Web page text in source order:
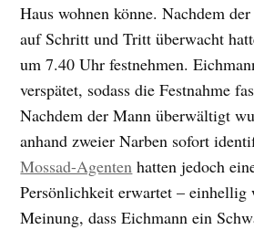
Haus wohnen könne. Nachdem
auf Schritt und Tritt überwacht
um 7.40 Uhr festnehmen.
verspätet, sodass die Festnahme
Nachdem der Mann überwältigt
anhand zweier Narben sofort
Mossad-Agenten hatten jedoch
Persönlichkeit erwartet – einhellig
Meinung, dass Eichmann ein